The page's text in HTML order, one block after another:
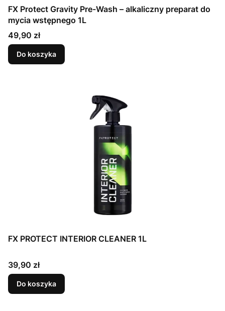
FX Protect Gravity Pre-Wash – alkaliczny preparat do
mycia wstępnego 1L
Cena
49,90 zł
Do koszyka
FX PROTECT INTERIOR CLEANER 1L
Cena
39,90 zł
Do koszyka